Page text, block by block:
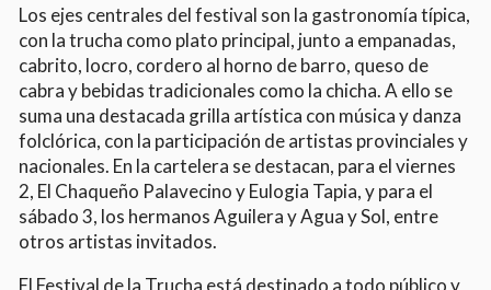
Los ejes centrales del festival son la gastronomía típica,
con la trucha como plato principal, junto a empanadas,
cabrito, locro, cordero al horno de barro, queso de
cabra y bebidas tradicionales como la chicha. A ello se
suma una destacada grilla artística con música y danza
folclórica, con la participación de artistas provinciales y
nacionales. En la cartelera se destacan, para el viernes
2, El Chaqueño Palavecino y Eulogia Tapia, y para el
sábado 3, los hermanos Aguilera y Agua y Sol, entre
otros artistas invitados.
El Festival de la Trucha está destinado a todo público y